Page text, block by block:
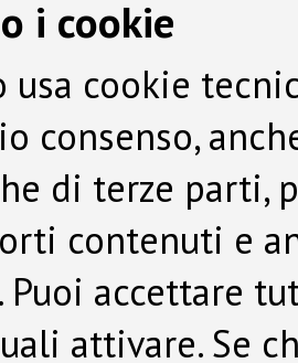
i cookie
usa cookie
consenso,
di terze parti,
contenuti e
Puoi accettare
attivare. Se